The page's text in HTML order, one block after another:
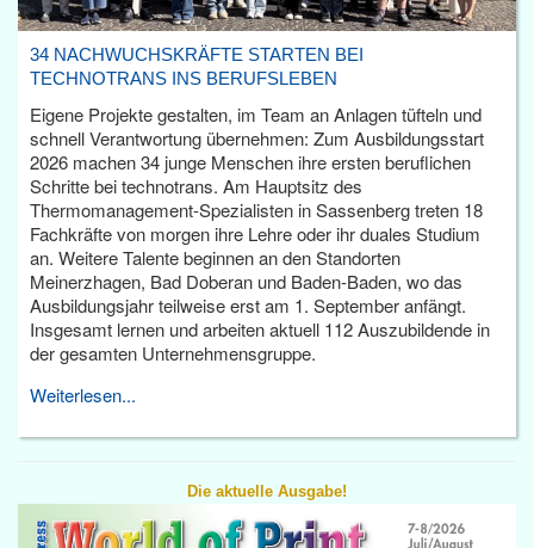
34 NACHWUCHSKRÄFTE STARTEN BEI
TECHNOTRANS INS BERUFSLEBEN
Eigene Projekte gestalten, im Team an Anlagen tüfteln und
schnell Verantwortung übernehmen: Zum Ausbildungsstart
2026 machen 34 junge Menschen ihre ersten beruflichen
Schritte bei technotrans. Am Hauptsitz des
Thermomanagement-Spezialisten in Sassenberg treten 18
Fachkräfte von morgen ihre Lehre oder ihr duales Studium
an. Weitere Talente beginnen an den Standorten
Meinerzhagen, Bad Doberan und Baden-Baden, wo das
Ausbildungsjahr teilweise erst am 1. September anfängt.
Insgesamt lernen und arbeiten aktuell 112 Auszubildende in
der gesamten Unternehmensgruppe.
Weiterlesen...
Die aktuelle Ausgabe!